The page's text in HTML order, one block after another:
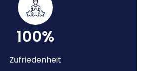
100%
Zufriedenheit